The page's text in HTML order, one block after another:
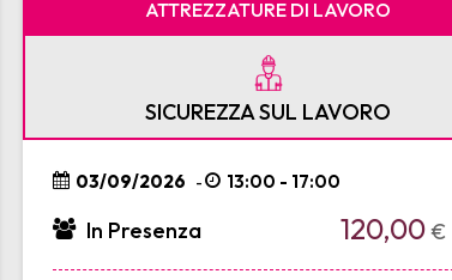
ATTREZZATURE DI LAVORO
SICUREZZA SUL LAVORO
03/09/2026 - 13:00 - 17:00
120,00€
In Presenza